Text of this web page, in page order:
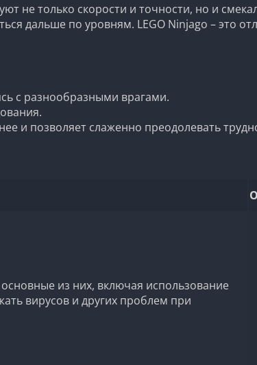
не только скорости и точности, но и
дальше по уровням. LEGO Ninjago – это
с разнообразными врагами.
и позволяет слаженно преодолевать
из них, включая использование
вирусов и других проблем при